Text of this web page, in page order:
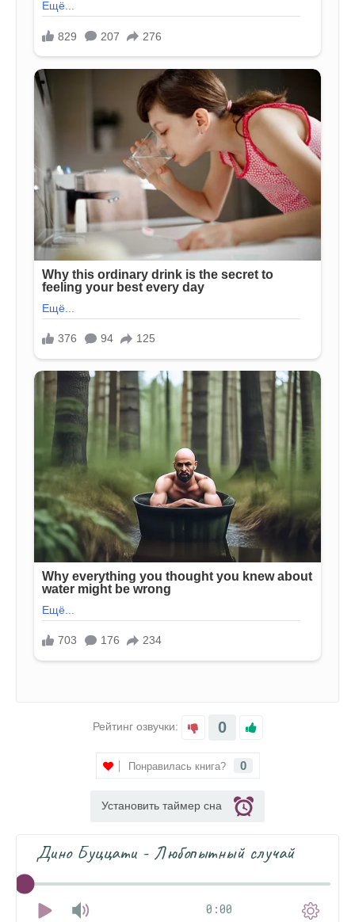
Рейтинг озвучки: 0
Понравилась книга? 0
Установить таймер сна
Дино Буццати - Любопытный случай
0:00